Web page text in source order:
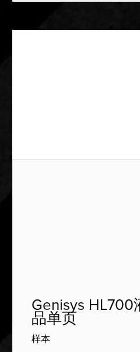
Genisys HL700
品单页
样本